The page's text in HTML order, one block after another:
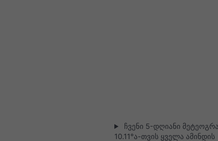
ჩვენი 5-დღიანი
10.11°ა-თვის ყველა ამინდის